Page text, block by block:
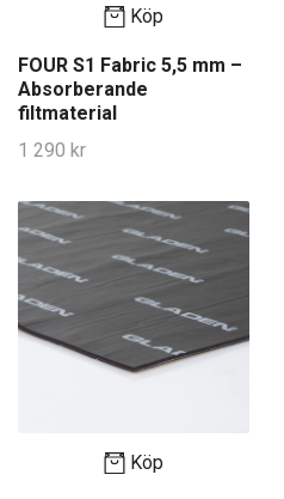
Köp
FOUR S1 Fabric 5,5 mm –
Absorberande
filtmaterial
1 290 kr
Köp